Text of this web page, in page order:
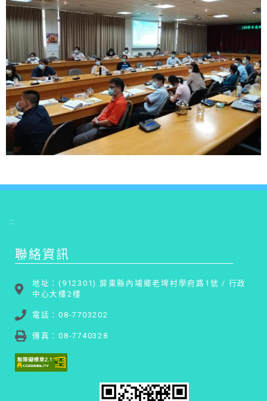
:::
聯絡資訊
地址：(912301) 屏東縣內埔鄉老埤村學府路1號 / 行政
中心大樓2樓
電話：08-7703202
傳真：08-7740328